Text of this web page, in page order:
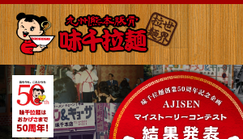
全国
展開 海外 653 店
ホーム